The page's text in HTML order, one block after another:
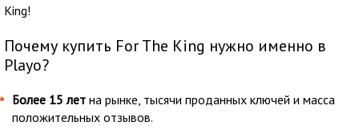
King!
Почему купить For The King нужно именно в
Playo?
Более 15 лет на рынке, тысячи проданных ключей и масса
положительных отзывов.